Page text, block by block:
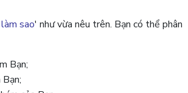
sao' như vừa nêu trên. Bạn có thể phân
Bạn;